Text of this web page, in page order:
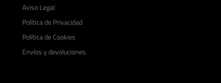
Aviso Legal
Política de Privacidad
Política de Cookies
Envíos y devoluciones